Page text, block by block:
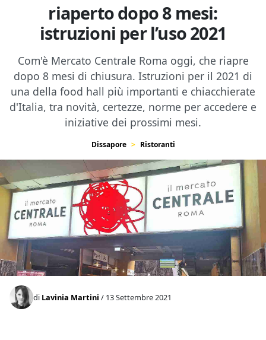
riaperto dopo 8 mesi:
istruzioni per l’uso 2021
Com'è Mercato Centrale Roma oggi, che riapre
dopo 8 mesi di chiusura. Istruzioni per il 2021 di
una della food hall più importanti e chiacchierate
d'Italia, tra novità, certezze, norme per accedere e
iniziative dei prossimi mesi.
Dissapore Ristoranti
di Lavinia Martini / 13 Settembre 2021